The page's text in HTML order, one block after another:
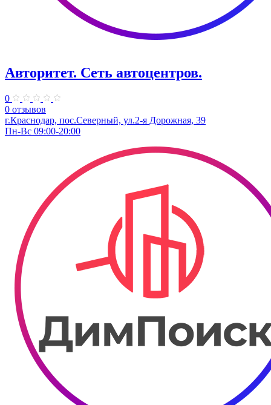
Авторитет. ​Сеть автоцентров.
0
0 отзывов
г.Краснодар, пос.Северный, ул.2-я ​Дорожная, 39​
Пн-Вс 09:00-20:00